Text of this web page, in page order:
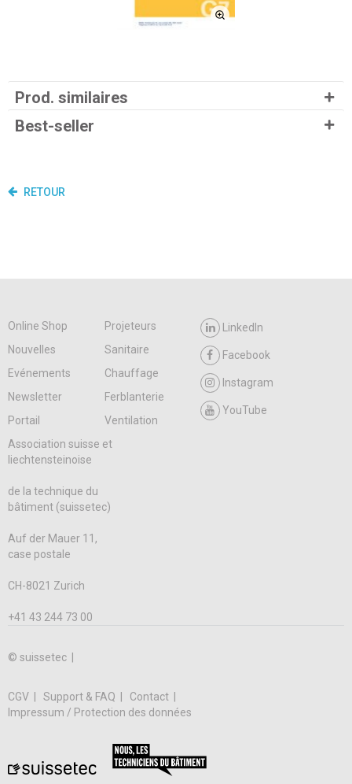
Prod. similaires
Best-seller
RETOUR
Online Shop
Projeteurs
Nouvelles
Sanitaire
Evénements
Chauffage
Newsletter
Ferblanterie
Portail
Ventilation
LinkedIn
Facebook
Instagram
YouTube
Association suisse et
liechtensteinoise
de la technique du
bâtiment (suissetec)
Auf der Mauer 11,
case postale
CH-8021 Zurich
+41 43 244 73 00
© suissetec |
CGV Support & FAQ
Contact
Impressum / Protection des données